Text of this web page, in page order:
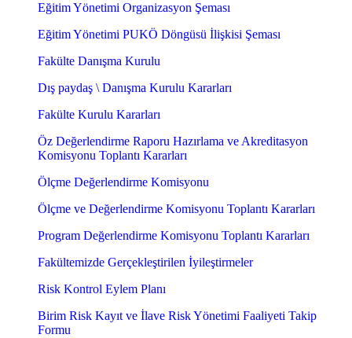
Eğitim Yönetimi Organizasyon Şeması
Eğitim Yönetimi PUKÖ Döngüsü İlişkisi Şeması
Fakülte Danışma Kurulu
Dış paydaş \ Danışma Kurulu Kararları
Fakülte Kurulu Kararları
Öz Değerlendirme Raporu Hazırlama ve Akreditasyon
Komisyonu Toplantı Kararları
Ölçme Değerlendirme Komisyonu
Ölçme ve Değerlendirme Komisyonu Toplantı Kararları
Program Değerlendirme Komisyonu Toplantı Kararları
Fakültemizde Gerçekleştirilen İyileştirmeler
Risk Kontrol Eylem Planı
Birim Risk Kayıt ve İlave Risk Yönetimi Faaliyeti Takip
Formu